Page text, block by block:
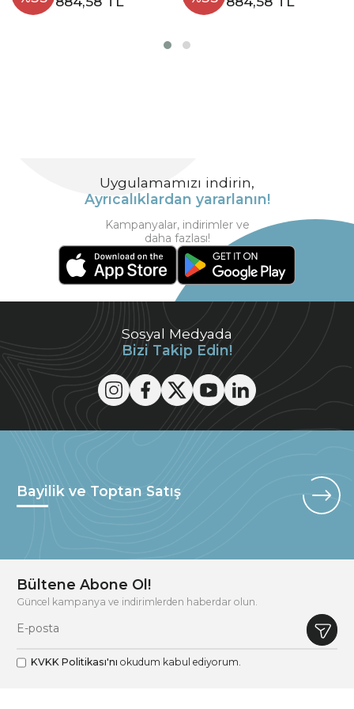
Sosyal Medyada
Bizi Takip Edin!
Uygulamamızı indirin,
Ayrıcalıklardan yararlanın!
Kampanyalar, indirimler ve
daha fazlası!
Bayilik ve Toptan Satış
Bültene Abone Ol!
Güncel kampanya ve indirimlerden haberdar olun.
KVKK Politikası'nı okudum kabul ediyorum.